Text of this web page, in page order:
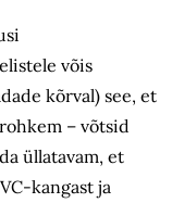
võis
kõrval) see, et
– võtsid
üllatavam, et
kangast ja